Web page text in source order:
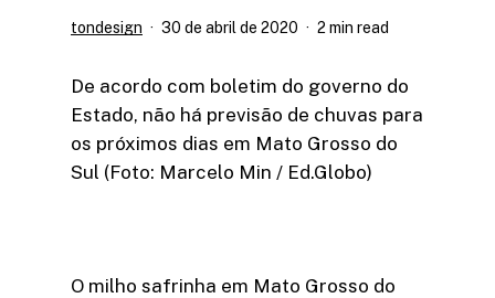
tondesign 30 de abril de 2020 2 min read
De acordo com boletim do governo do
Estado, não há previsão de chuvas para
os próximos dias em Mato Grosso do
Sul (Foto: Marcelo Min / Ed.Globo)
O milho safrinha em Mato Grosso do